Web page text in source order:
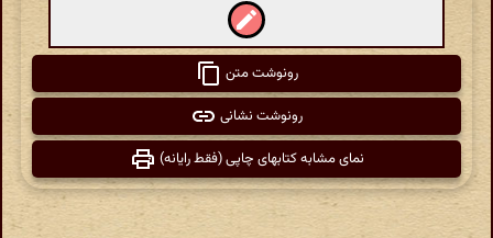
رونوشت متن
رونوشت نشانی
نمای مشابه کتابهای چاپی (فقط رایانه)